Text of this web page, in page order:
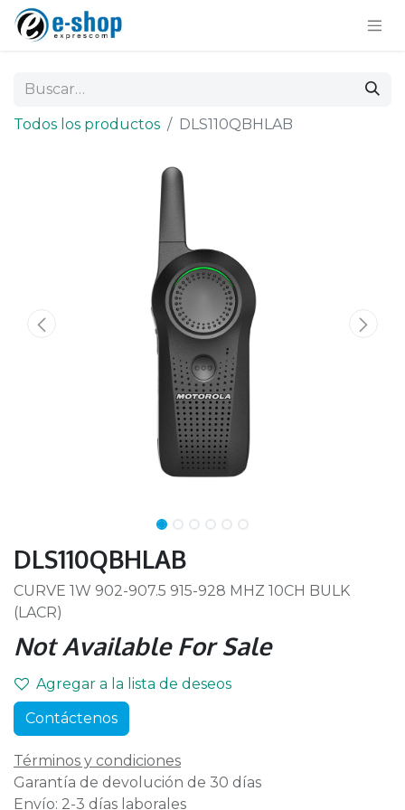
Todos los productos DLS110QBHLAB
DLS110QBHLAB
CURVE 1W 902-907.5 915-928 MHZ 10CH BULK
(LACR)
Not Available For Sale
Agregar a la lista de deseos
Contáctenos
Términos y condiciones
Garantía de devolución de 30 días
Envío: 2-3 días laborales